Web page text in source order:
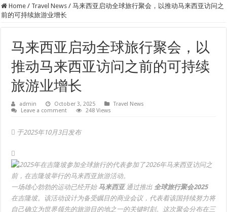
Home / Travel News / 马来西亚启动全球旅行聚会，以推动马来西亚访问之
前的可持续旅游业增长
马来西亚启动全球旅行聚会，以
推动马来西亚访问之前的可持续
旅游业增长
admin October 3, 2025
Travel News
Leave a comment
248 Views
于2025年10月3日发布
一场雄心勃勃的运动已经开始 马来西亚通过推出 全球旅行聚会2025
在吉隆坡。该活动设计为备受瞩目的商业会议，代表着该国持续努力将
自己确立为世界领先的旅游目的地之一的关键时刻。这次聚会分布在三